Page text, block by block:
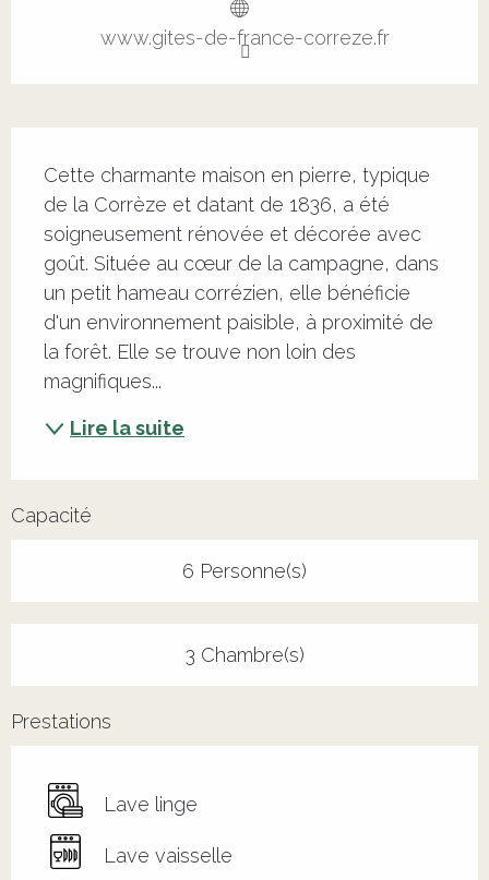
www.gites-de-france-correze.fr
Cette charmante maison en pierre, typique
de la Corrèze et datant de 1836, a été
soigneusement rénovée et décorée avec
goût. Située au cœur de la campagne, dans
un petit hameau corrézien, elle bénéficie
d'un environnement paisible, à proximité de
la forêt. Elle se trouve non loin des
magnifiques...
Lire la suite
Capacité
6 Personne(s)
3 Chambre(s)
Prestations
Lave linge
Lave vaisselle